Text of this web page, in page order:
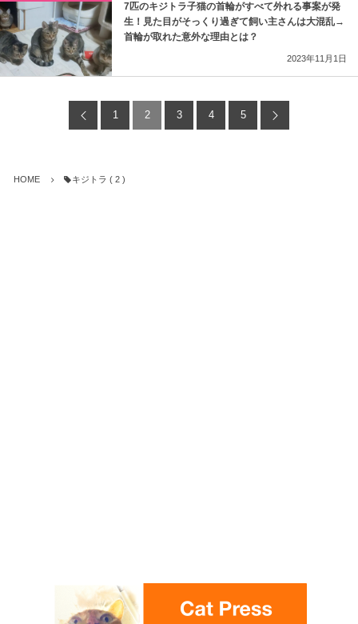
7匹のキジトラ子猫の首輪がすべて外れる事案が発
生！見た目がそっくり過ぎて飼い主さんは大混乱→
首輪が取れた意外な理由とは？
2023年11月1日
1 2 3 4 5
HOME キジトラ ( 2 )